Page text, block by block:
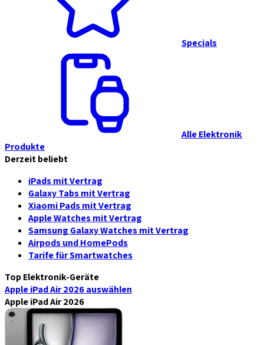
Specials
Alle Elektronik
Produkte
Derzeit beliebt
iPads mit Vertrag
Galaxy Tabs mit Vertrag
Xiaomi Pads mit Vertrag
Apple Watches mit Vertrag
Samsung Galaxy Watches mit Vertrag
Airpods und HomePods
Tarife für Smartwatches
Top Elektronik-Geräte
Apple iPad Air 2026auswählen
Apple iPad Air 2026